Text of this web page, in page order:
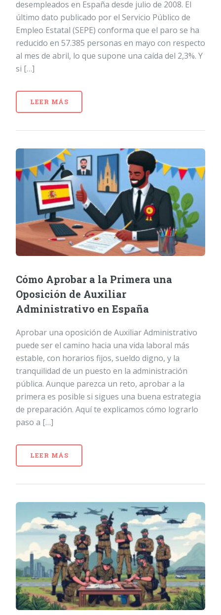
desempleados en España desde julio de 2008. El
último dato publicado por el Servicio Público de
Empleo Estatal (SEPE) conforma que el paro se ha
reducido en 57.385 personas en mayo con respecto
al mes de abril, lo que supone una caída del 2,3%. Y
si […]
LEER MÁS
Cómo Aprobar a la Primera una
Oposición de Auxiliar
Administrativo en España
Aprobar una oposición de Auxiliar Administrativo
puede ser el camino hacia una vida laboral más
estable, con horarios fijos, sueldo digno, y la
tranquilidad de un puesto en la administración
pública. Aunque parezca un reto, aprobar a la
primera es posible si sigues una buena estrategia
de preparación. Aquí te explicamos cómo lograrlo
paso a […]
LEER MÁS